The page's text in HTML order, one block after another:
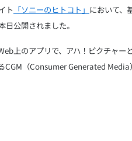
ト 「ソニーのヒトコト」 において、
日公開されました。
上のアプリで、アハ！ピクチャー
CGM（Consumer Generated